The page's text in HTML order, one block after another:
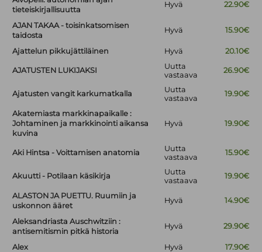
tieteiskirjallisuutta
Hyvä 22.90€
AJAN TAKAA - toisinkatsomisen
taidosta
Hyvä 15.90€
Ajattelun pikkujättiläinen Hyvä 20.10€
AJATUSTEN LUKIJAKSI
Uutta
vastaava
26.90€
Ajatusten vangit karkumatkalla
Uutta
vastaava
19.90€
Akatemiasta markkinapaikalle :
Johtaminen ja markkinointi aikansa
kuvina
Hyvä 19.90€
Aki Hintsa - Voittamisen anatomia
Uutta
vastaava
15.90€
Akuutti - Potilaan käsikirja
Uutta
vastaava
19.90€
ALASTON JA PUETTU. Ruumiin ja
uskonnon ääret
Hyvä 14.90€
Aleksandriasta Auschwitziin :
antisemitismin pitkä historia
Hyvä 29.90€
Alex Hyvä
17.90€